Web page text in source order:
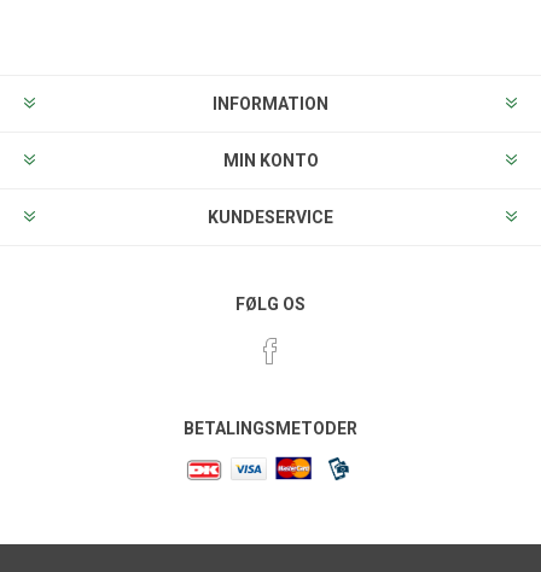
INFORMATION
MIN KONTO
KUNDESERVICE
FØLG OS
BETALINGSMETODER